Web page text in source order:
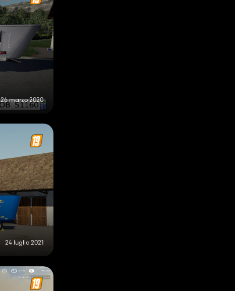
26 marzo 2020
24 luglio 2021